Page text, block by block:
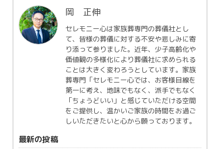
岡 正伸
セレモニー心は家族葬専門の葬儀社とし
て、皆様の葬儀に対する不安や悲しみに寄
り添って参りました。近年、少子高齢化や
価値観の多様化により葬儀社に求められる
ことは大きく変わろうとしています。家族
葬専門「セレモニー心では、お客様目線を
第一に考え、地味でもなく、派手でもなく
「ちょうどいい」と感じていただける空間
をご提供し、温かいご家族の時間をお過ご
しいただきたいと心から願っております。
最新の投稿